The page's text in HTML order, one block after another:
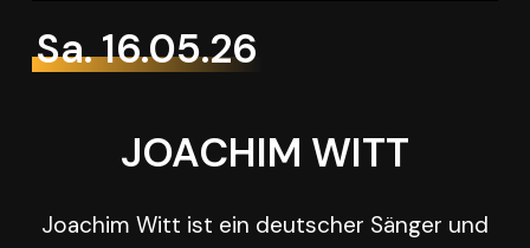
JOACHIM WITT
Joachim Witt ist ein deutscher Sänger und
Sa. 16.05.26